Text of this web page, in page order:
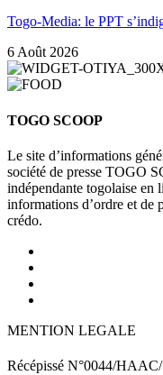
Togo-Media: le PPT
6 Août 2026
TOGO SCOOP
Le site d’informations
société de presse TOGO
indépendante togolaise en
informations d’ordre et de
crédo.
MENTION LEGALE
Récépissé N°0044/